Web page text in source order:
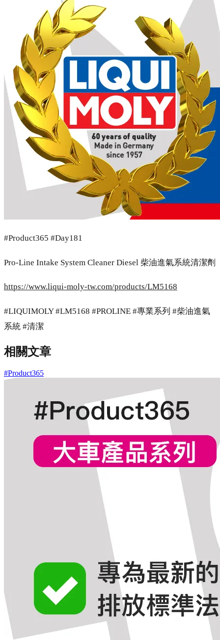
#Product365 #Day181
Pro-Line Intake System Cleaner Diesel 柴油進氣系統清潔劑
https://www.liqui-moly-tw.com/products/LM5168
#LIQUIMOLY #LM5168 #PROLINE #專業系列 #柴油進氣
系統 #清潔
相關文章
#Product365